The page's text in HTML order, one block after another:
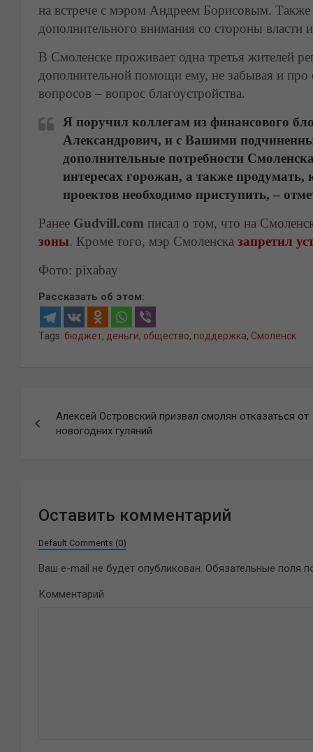
на встрече с мэром Андреем Борисовым.
дополнительного внимания со стороны власти
В Смоленске проживает одна третья жителей
дополнительной помощи ему, не забывая и
вопросов – вопрос благоустройства.
Я поручил коллегам из финансового
Александрович, и с Вашими
дополнительные потребности
интересах горожан, а также
проектов необходимо приступить, –
Ранее Gudvill.com писал о том, что на
зоны. Кроме того, мэр Смоленска запретил
Фото: pixabay
Рассказать об этом:
Tags: бюджет, деньги, общество, поддержка, Смоленск
по
Алексей Островский призвал смолян отказаться от
новогодних гуляний
Оставить комментарий
Default Comments (0)
Ваш e-mail не будет опубликован. Обязательные поля
Комментарий